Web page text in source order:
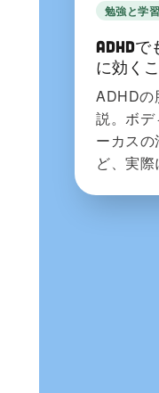
勉強と学習
ADHD
に効く
ADHDの
説。ボデ
ーカス
ど、実際